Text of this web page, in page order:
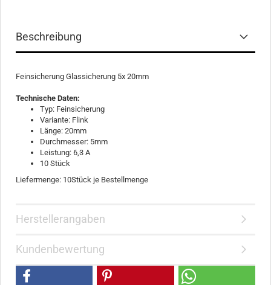
Beschreibung
Feinsicherung Glassicherung 5x 20mm
Technische Daten:
Typ: Feinsicherung
Variante: Flink
Länge: 20mm
Durchmesser: 5mm
Leistung: 6,3 A
10 Stück
Liefermenge: 10Stück je Bestellmenge
Herstellerangaben
Kundenbewertung